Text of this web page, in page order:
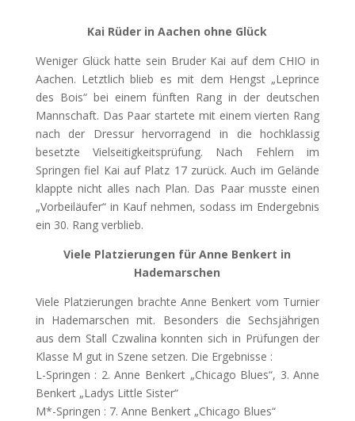
Kai Rüder in Aachen ohne Glück
Weniger Glück hatte sein Bruder Kai auf dem CHIO in
Aachen. Letztlich blieb es mit dem Hengst „Leprince
des Bois“ bei einem fünften Rang in der deutschen
Mannschaft. Das Paar startete mit einem vierten Rang
nach der Dressur hervorragend in die hochklassig
besetzte Vielseitigkeitsprüfung. Nach Fehlern im
Springen fiel Kai auf Platz 17 zurück. Auch im Gelände
klappte nicht alles nach Plan. Das Paar musste einen
„Vorbeiläufer“ in Kauf nehmen, sodass im Endergebnis
ein 30. Rang verblieb.
Viele Platzierungen für Anne Benkert in
Hademarschen
Viele Platzierungen brachte Anne Benkert vom Turnier
in Hademarschen mit. Besonders die Sechsjährigen
aus dem Stall Czwalina konnten sich in Prüfungen der
Klasse M gut in Szene setzen. Die Ergebnisse :
L-Springen : 2. Anne Benkert „Chicago Blues“, 3. Anne
Benkert „Ladys Little Sister“
M*-Springen : 7. Anne Benkert „Chicago Blues“